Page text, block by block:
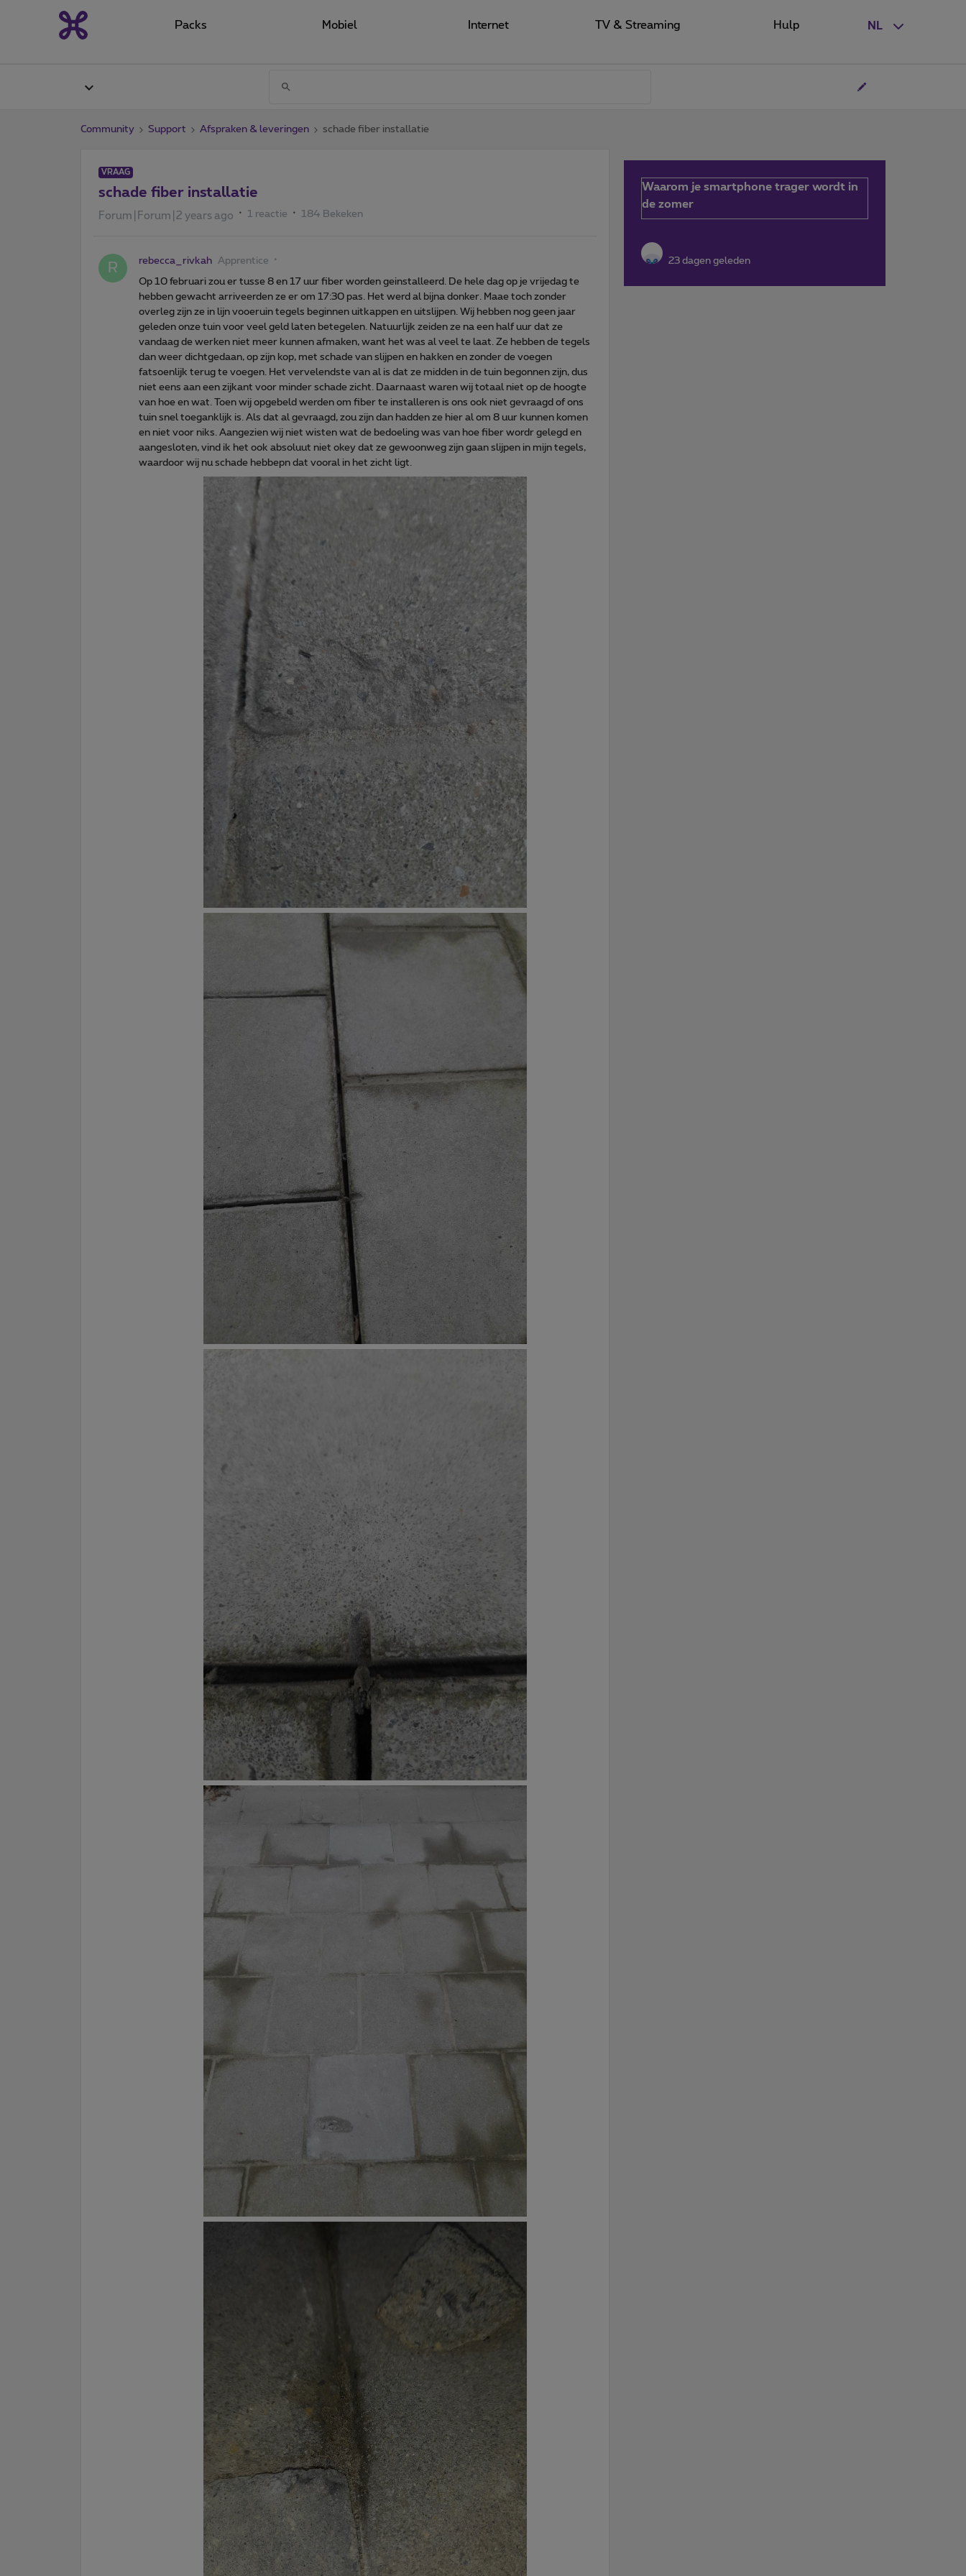
NL
Packs Mobiel Internet TV & Streaming Hulp
Community Support Afspraken & leveringen schade fiber installatie
VRAAG
schade fiber installatie
Forum|Forum|2 years ago 1 reactie 184 Bekeken
R rebecca_rivkah Apprentice
Op 10 februari zou er tusse 8 en 17 uur fiber worden geinstalleerd. De hele dag op je vrijedag te
hebben gewacht arriveerden ze er om 17:30 pas. Het werd al bijna donker. Maae toch zonder
overleg zijn ze in lijn vooeruin tegels beginnen uitkappen en uitslijpen. Wij hebben nog geen jaar
geleden onze tuin voor veel geld laten betegelen. Natuurlijk zeiden ze na een half uur dat ze
vandaag de werken niet meer kunnen afmaken, want het was al veel te laat. Ze hebben de tegels
dan weer dichtgedaan, op zijn kop, met schade van slijpen en hakken en zonder de voegen
fatsoenlijk terug te voegen. Het vervelendste van al is dat ze midden in de tuin begonnen zijn, dus
niet eens aan een zijkant voor minder schade zicht. Daarnaast waren wij totaal niet op de hoogte
van hoe en wat. Toen wij opgebeld werden om fiber te installeren is ons ook niet gevraagd of ons
tuin snel toeganklijk is. Als dat al gevraagd, zou zijn dan hadden ze hier al om 8 uur kunnen komen
en niet voor niks. Aangezien wij niet wisten wat de bedoeling was van hoe fiber wordr gelegd en
aangesloten, vind ik het ook absoluut niet okey dat ze gewoonweg zijn gaan slijpen in mijn tegels,
waardoor wij nu schade hebbepn dat vooral in het zicht ligt.
Waarom je smartphone trager wordt in
de zomer
23 dagen geleden